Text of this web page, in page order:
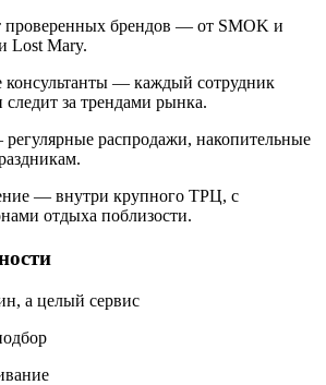
брендов — от SMOK и
Lost Mary.
— каждый сотрудник
следит за трендами рынка.
распродажи, накопительные
— внутри крупного ТРЦ, с
отдыха поблизости.
а целый сервис